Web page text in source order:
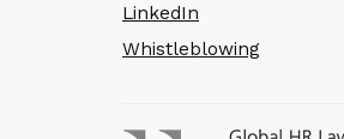
LinkedIn
Whistleblowing